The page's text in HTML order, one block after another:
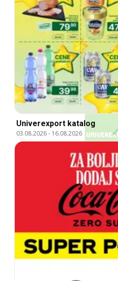
Univerexport katalog
03.08.2026- 16.08.2026